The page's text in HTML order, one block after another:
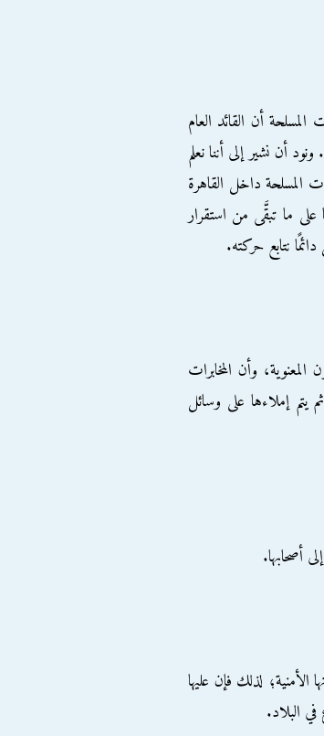
المسلحة أن القائد العام
أن نشير إلى أننا نعلم
المسلحة داخل القاهرة
ما تبقَّى من استقرار
نتابع حركته.
وأن المخابرات
يتم إملاءها على وسائل
أصحابها.
الأمنية؛ لذلك فإن عليها
البلاد.